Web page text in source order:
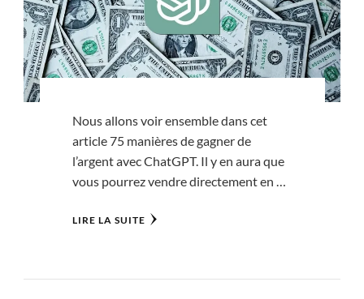
Nous allons voir ensemble dans cet
article 75 manières de gagner de
l’argent avec ChatGPT. Il y en aura que
vous pourrez vendre directement en …
LIRE LA SUITE